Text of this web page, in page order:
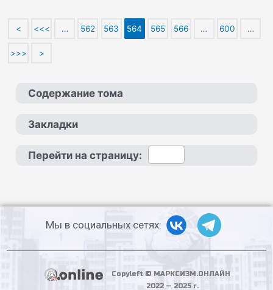
< <<< … 562 563 564 565 566 … 600 …
>>> >
Содержание тома
Закладки
Перейти на страницу:
Мы в социальных сетях:
Copyleft © МАРКСИЗМ.ОНЛАЙН
2022 — 2025 г.